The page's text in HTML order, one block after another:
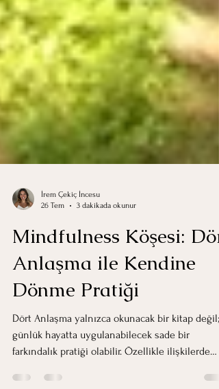
26 Tem
3 dakikada okunur
Mindfulness Köşesi: Dört
Anlaşma ile Kendine
Dönme Pratiği
Dört Anlaşma yalnızca okunacak bir kitap değil;
farkındalık pratiği olabilir. Özellikle ilişkilerde